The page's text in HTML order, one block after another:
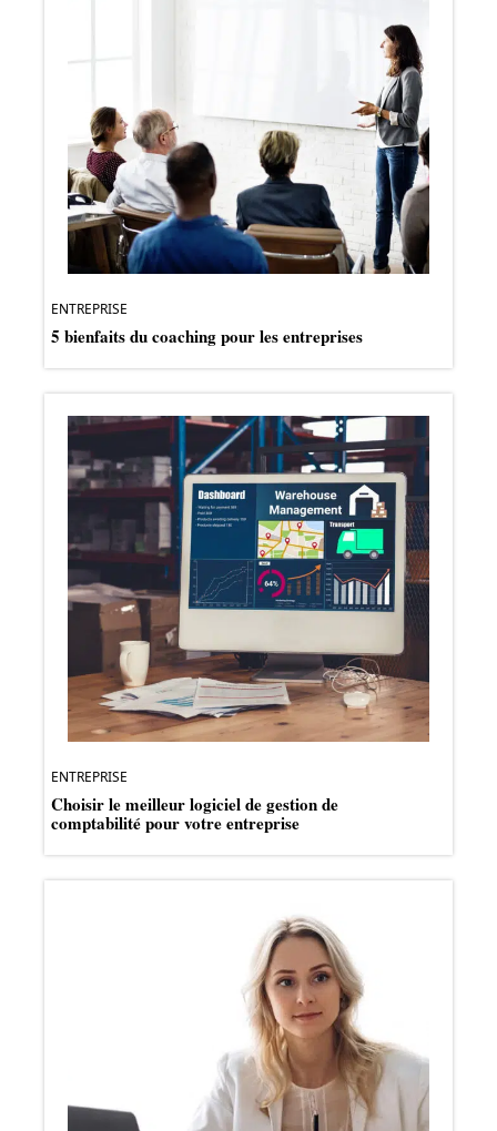
ENTREPRISE
5 bienfaits du coaching pour les entreprises
ENTREPRISE
Choisir le meilleur logiciel de gestion de
comptabilité pour votre entreprise